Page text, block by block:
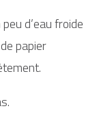
d’eau froide
papier